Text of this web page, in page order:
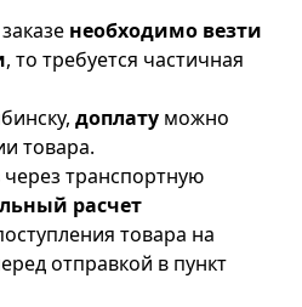
необходимо везти
, то требуется частичная
доплату можно
товара.
через транспортную
расчет
товара на
отправкой в пункт